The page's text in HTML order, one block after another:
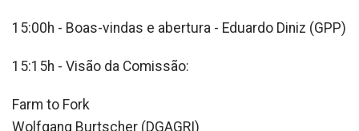
15:00h - Boas-vindas e abertura - Eduardo Diniz (GPP)
15:15h - Visão da Comissão:
Farm to Fork
Wolfgang Burtscher (DGAGRI)